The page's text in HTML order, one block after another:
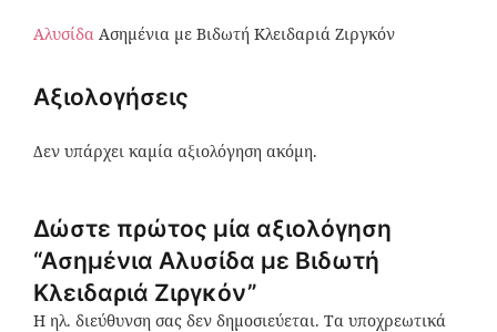
Αλυσίδα Ασημένια με Βιδωτή Κλειδαριά Ζιργκόν
Αξιολογήσεις
Δεν υπάρχει καμία αξιολόγηση ακόμη.
Δώστε πρώτος μία αξιολόγηση
“Ασημένια Αλυσίδα με Βιδωτή
Κλειδαριά Ζιργκόν”
Η ηλ. διεύθυνση σας δεν δημοσιεύεται. Τα υποχρεωτικά